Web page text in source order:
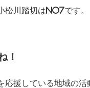
松川踏切はNo7です。
！
応援している地域の活